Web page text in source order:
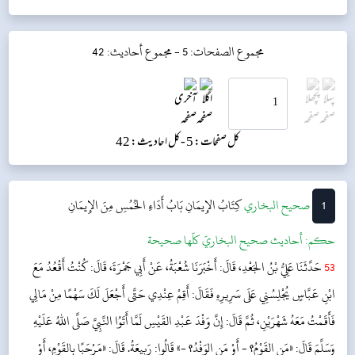
مجموع الصفحات: 5 - مجموع أحاديث: 42
کل صفحات: 5 - کل احادیث: 42
1 ‌‌صحيح البخاريكِتَابُ الإِيمَانِبَابُ أَدَاءِ الخُمُسِ مِنَ الإِيمَانِ
حکم:أحاديث صحيح البخاريّ كلّها صحيحة
53حَدَّثَنَا عَلِيُّ بْنُ الجَعْدِ، قَالَ: أَخْبَرَنَا شُعْبَةُ، عَنْ أَبِي جَمْرَةَ، قَالَ: كُنْتُ أَقْعُدُ مَعَ
ابْنِ عَبَّاسٍ يُجْلِسُنِي عَلَى سَرِيرِهِ فَقَالَ: أَقِمْ عِنْدِي حَتَّى أَجْعَلَ لَكَ سَهْمًا مِنْ مَالِي
فَأَقَمْتُ مَعَهُ شَهْرَيْنِ، ثُمَّ قَالَ: إِنَّ وَفْدَ عَبْدِ القَيْسِ لَمَّا أَتَوُا النَّبِيَّ صَلَّى اللهُ عَلَيْهِ
وَسَلَّمَ قَالَ: «مَنِ القَوْمُ؟ - أَوْ مَنِ الوَفْدُ؟ -» قَالُوا: رَبِيعَةُ. قَالَ: «مَرْحَبًا بِالقَوْمِ، أَوْ